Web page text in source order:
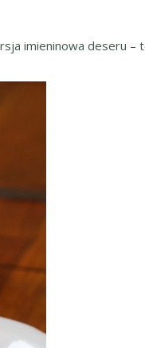
imieninowa deseru –